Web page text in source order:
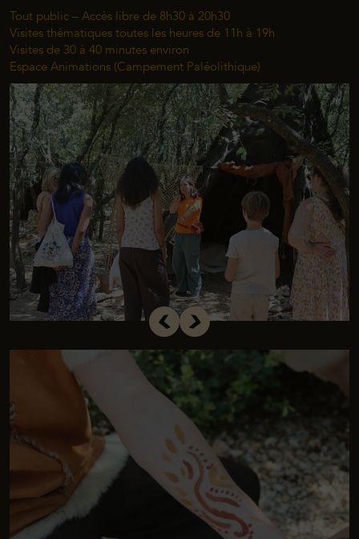
Tout public – Accès libre de 8h30 à 20h30
Visites thématiques toutes les heures de 11h à 19h
Visites de 30 à 40 minutes environ
Espace Animations (Campement Paléolithique)